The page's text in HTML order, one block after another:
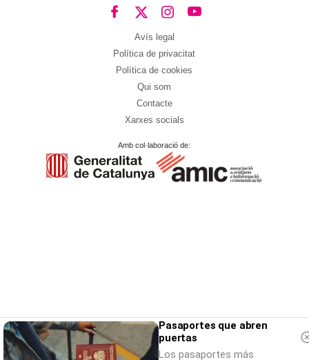
Avís legal
Política de privacitat
Política de cookies
Qui som
Contacte
Xarxes socials
Amb col·laboració de:
Pasaportes que abren
puertas
Los pasaportes más